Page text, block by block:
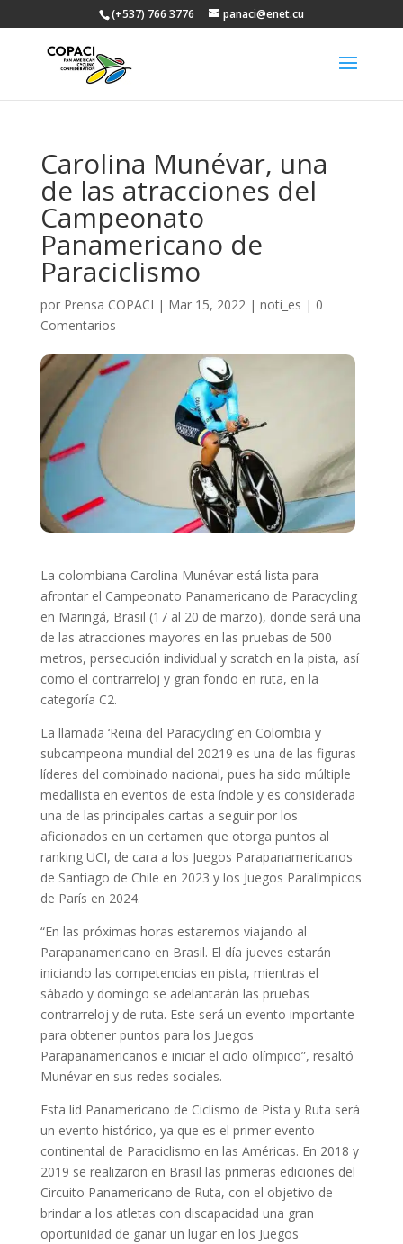
(+537) 766 3776 panaci@enet.cu
Carolina Munévar, una
de las atracciones del
Campeonato
Panamericano de
Paraciclismo
por Prensa COPACI | Mar 15, 2022| noti_es | 0
Comentarios
La colombiana Carolina Munévar está lista para
afrontar el Campeonato Panamericano de Paracycling
en Maringá, Brasil (17 al 20 de marzo), donde será una
de las atracciones mayores en las pruebas de 500
metros, persecución individual y scratch en la pista, así
como el contrarreloj y gran fondo en ruta, en la
categoría C2.
La llamada ‘Reina del Paracycling’ en Colombia y
subcampeona mundial del 20219 es una de las figuras
líderes del combinado nacional, pues ha sido múltiple
medallista en eventos de esta índole y es considerada
una de las principales cartas a seguir por los
aficionados en un certamen que otorga puntos al
ranking UCI, de cara a los Juegos Parapanamericanos
de Santiago de Chile en 2023 y los Juegos Paralímpicos
de París en 2024.
“En las próximas horas estaremos viajando al
Parapanamericano en Brasil. El día jueves estarán
iniciando las competencias en pista, mientras el
sábado y domingo se adelantarán las pruebas
contrarreloj y de ruta. Este será un evento importante
para obtener puntos para los Juegos
Parapanamericanos e iniciar el ciclo olímpico”, resaltó
Munévar en sus redes sociales.
Esta lid Panamericano de Ciclismo de Pista y Ruta será
un evento histórico, ya que es el primer evento
continental de Paraciclismo en las Américas. En 2018 y
2019 se realizaron en Brasil las primeras ediciones del
Circuito Panamericano de Ruta, con el objetivo de
brindar a los atletas con discapacidad una gran
oportunidad de ganar un lugar en los Juegos